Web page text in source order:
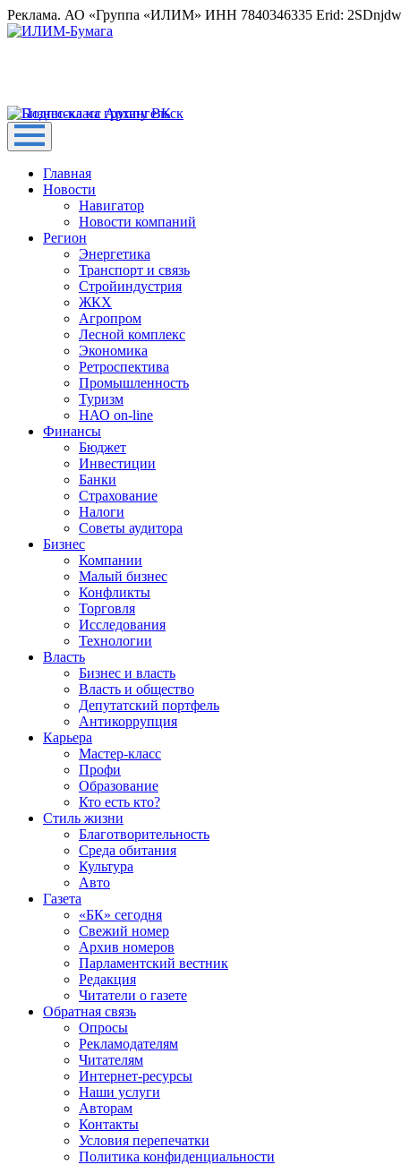
Реклама. АО «Группа «ИЛИМ» ИНН 7840346335 Erid:
Главная
Новости
Навигатор
Новости компаний
Регион
Энергетика
Транспорт и связь
Стройиндустрия
ЖКХ
Агропром
Лесной комплекс
Экономика
Ретроспектива
Промышленность
Туризм
НАО on-line
Финансы
Бюджет
Инвестиции
Банки
Страхование
Налоги
Советы аудитора
Бизнес
Компании
Малый бизнес
Конфликты
Торговля
Исследования
Технологии
Власть
Бизнес и власть
Власть и общество
Депутатский портфель
Антикоррупция
Карьера
Мастер-класс
Профи
Образование
Кто есть кто?
Стиль жизни
Благотворительность
Среда обитания
Культура
Авто
Газета
«БК» сегодня
Свежий номер
Архив номеров
Парламентский вестник
Редакция
Читатели о газете
Обратная связь
Опросы
Рекламодателям
Читателям
Интернет-ресурсы
Наши услуги
Авторам
Контакты
Условия перепечатки
Политика конфиденциальности